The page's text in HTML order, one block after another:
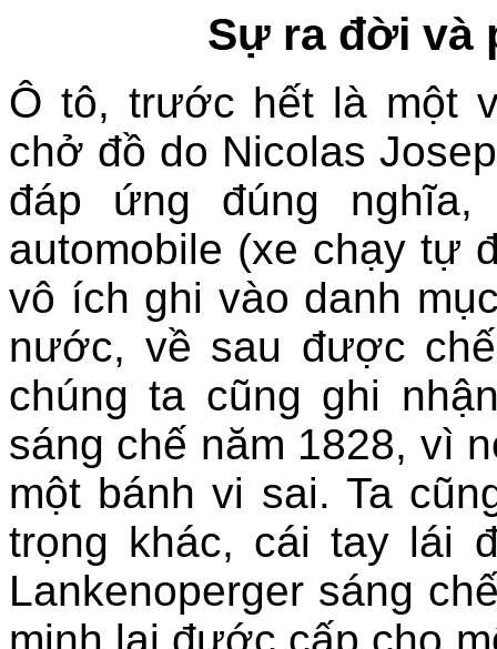
Sự ra đời và
Ô tô, trước hết là một
chở đồ do Nicolas
đáp ứng đúng
automobile (xe chạy tự
vô ích ghi vào danh
nước, về sau được
chúng ta cũng ghi
sáng chế năm 1828, vì
một bánh vi sai. Ta
trọng khác, cái tay lái
Lankenoperger sáng